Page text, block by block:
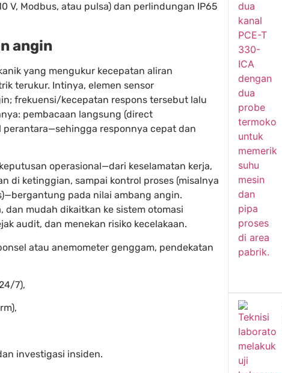
V, Modbus, atau pulsa) dan perlindungan IP65
angin
yang mengukur kecepatan aliran
terukur. Intinya, elemen sensor
frekuensi/kecepatan respons tersebut lalu
pembacaan langsung (direct
responnya cepat dan
operasional—dari keselamatan kerja,
di ketinggian, sampai kontrol proses (misalnya
pada nilai ambang angin.
mudah dikaitkan ke sistem otomasi
audit, dan menekan risiko kecelakaan.
atau anemometer genggam, pendekatan
7),
investigasi insiden.